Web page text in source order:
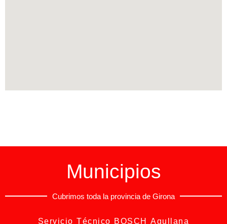
Municipios
Cubrimos toda la provincia de Girona
Servicio Técnico BOSCH Agullana